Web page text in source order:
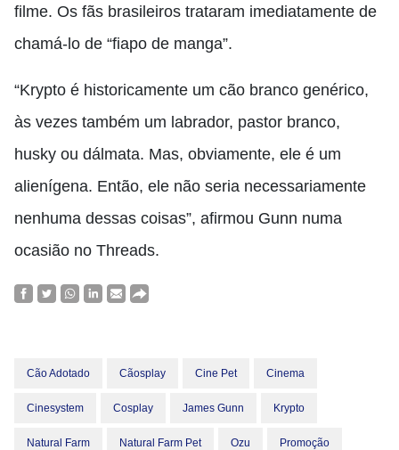
filme. Os fãs brasileiros trataram imediatamente de
chamá-lo de “fiapo de manga”.
“Krypto é historicamente um cão branco genérico,
às vezes também um labrador, pastor branco,
husky ou dálmata. Mas, obviamente, ele é um
alienígena. Então, ele não seria necessariamente
nenhuma dessas coisas”, afirmou Gunn numa
ocasião no Threads.
Cão Adotado Cãosplay Cine Pet Cinema
Cinesystem Cosplay James Gunn Krypto
Natural Farm Natural Farm Pet Ozu Promoção